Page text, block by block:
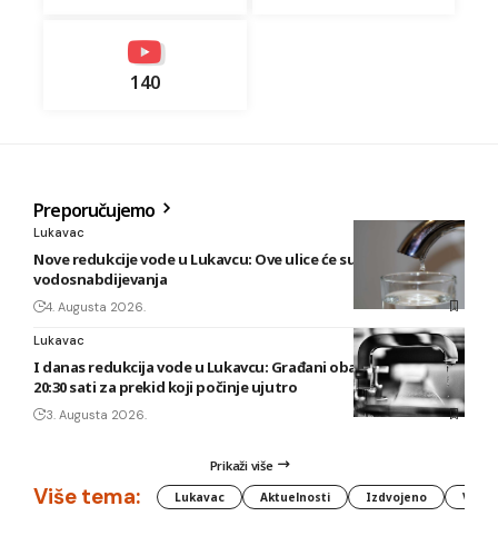
140
Preporučujemo
Lukavac
Nove redukcije vode u Lukavcu: Ove ulice će sutra biti bez
vodosnabdijevanja
4. Augusta 2026.
Lukavac
I danas redukcija vode u Lukavcu: Građani obaviješteni tek u
20:30 sati za prekid koji počinje ujutro
3. Augusta 2026.
Prikaži više
Više tema: Lukavac Aktuelnosti Izdvojeno